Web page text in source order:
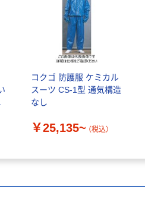
コクゴ 防護服 ケミカル
スーツ CS-1型 通気構造
なし
￥25,135~ （税込）